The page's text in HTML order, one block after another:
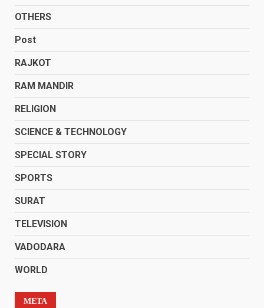
OTHERS
Post
RAJKOT
RAM MANDIR
RELIGION
SCIENCE & TECHNOLOGY
SPECIAL STORY
SPORTS
SURAT
TELEVISION
VADODARA
WORLD
META